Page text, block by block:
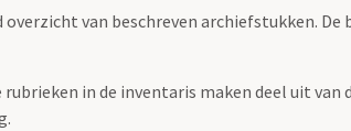
van beschreven archiefstukken.
in de inventaris maken deel uit